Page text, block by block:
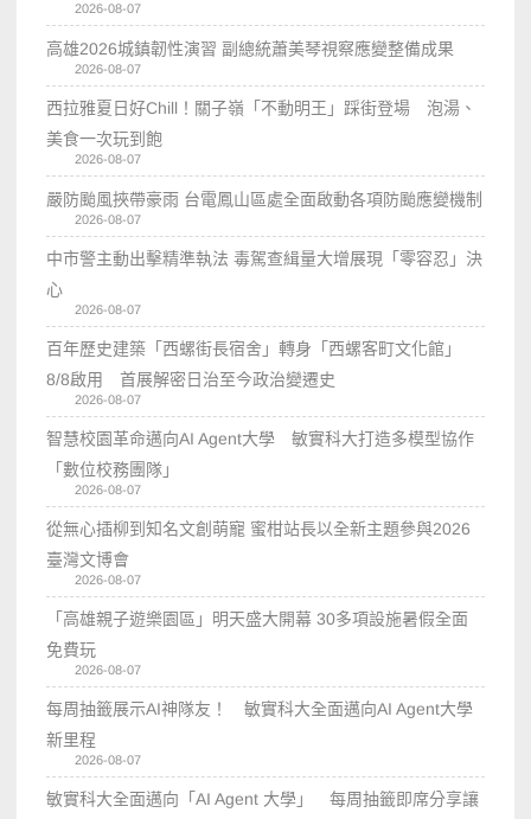
2026-08-07
高雄2026城鎮韌性演習 副總統蕭美琴視察應變整備成果
2026-08-07
西拉雅夏日好Chill！關子嶺「不動明王」踩街登場 泡湯、
美食一次玩到飽
2026-08-07
嚴防颱風挾帶豪雨 台電鳳山區處全面啟動各項防颱應變機制
2026-08-07
中市警主動出擊精準執法 毒駕查緝量大增展現「零容忍」決
心
2026-08-07
百年歷史建築「西螺街長宿舍」轉身「西螺客町文化館」
8/8啟用 首展解密日治至今政治變遷史
2026-08-07
智慧校園革命邁向AI Agent大學 敏實科大打造多模型協作
「數位校務團隊」
2026-08-07
從無心插柳到知名文創萌寵 蜜柑站長以全新主題參與2026
臺灣文博會
2026-08-07
「高雄親子遊樂園區」明天盛大開幕 30多項設施暑假全面
免費玩
2026-08-07
每周抽籤展示AI神隊友！ 敏實科大全面邁向AI Agent大學
新里程
2026-08-07
敏實科大全面邁向「AI Agent 大學」 每周抽籤即席分享讓